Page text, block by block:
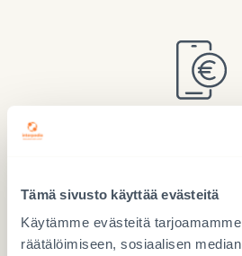
Tämä sivusto käyttää evästeitä
Käytämme evästeitä
räätälöimiseen, sosiaalisen